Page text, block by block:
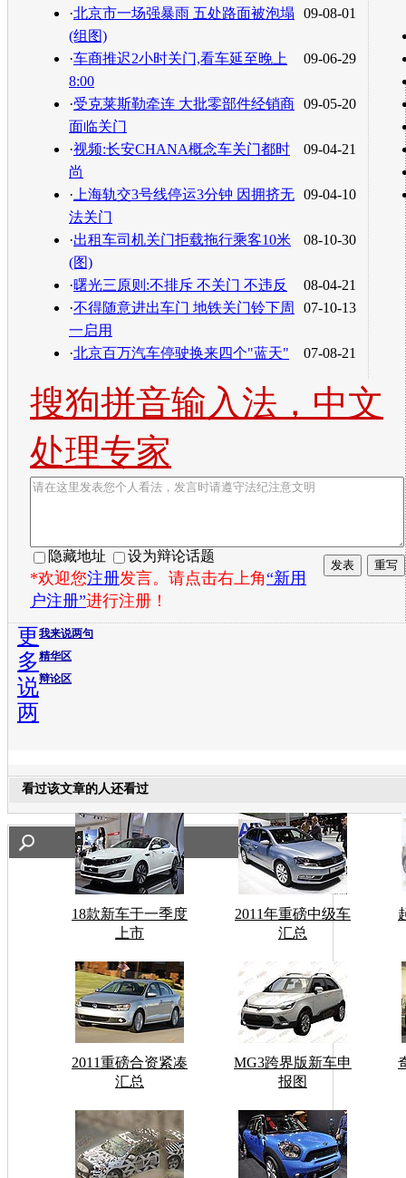
09-08-01
·北京市一场强暴雨 五处路面被泡塌
(组图)
09-06-29
·车商推迟2小时关门,看车延至晚上
8:00
09-05-20
·受克莱斯勒牵连 大批零部件经销商
面临关门
09-04-21
·视频:长安CHANA概念车关门都时
尚
09-04-10
· 上海轨交3号线停运3分钟 因拥挤无
法关门
08-10-30
·出租车司机关门拒载拖行乘客10米
(图)
08-04-21
·曙光三原则:不排斥 不关门 不违反
07-10-13
·不得随意进出车门 地铁关门铃下周
一启用
07-08-21
·北京百万汽车停驶换来四个"蓝天"
搜狗拼音输入法，中文
处理专家
隐藏地址 设为辩论话题
*欢迎您注册发言。请点击右上角“新用
户注册”进行注册！
我来说两句
精华区
辩论区
更
多
说
两
看过该文章的人还看过
18款新车于一季度
上市
2011年重磅中级车
汇总
2011重磅合资紧凑
汇总
MG3跨界版新车申
报图